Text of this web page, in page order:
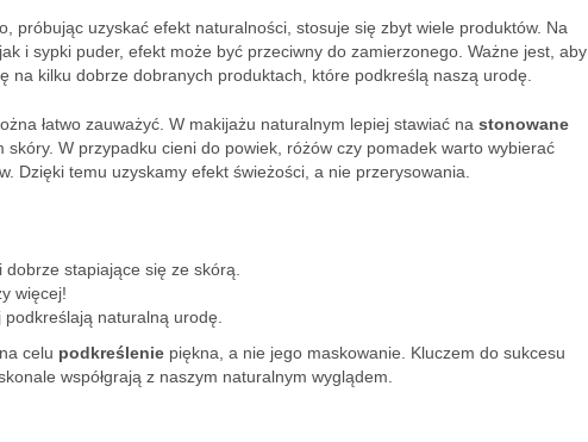
próbując uzyskać efekt naturalności, stosuje się zbyt wiele produktów. Na
i sypki puder, efekt może być przeciwny do zamierzonego. Ważne jest, aby
na kilku dobrze dobranych produktach, które podkreślą naszą urodę.
łatwo zauważyć. W makijażu naturalnym lepiej stawiać na stonowane
skóry. W przypadku cieni do powiek, różów czy pomadek warto wybierać
Dzięki temu uzyskamy efekt świeżości, a nie przerysowania.
stapiające się ze skórą.
więcej!
naturalną urodę.
celu podkreślenie piękna, a nie jego maskowanie. Kluczem do sukcesu
współgrają z naszym naturalnym wyglądem.